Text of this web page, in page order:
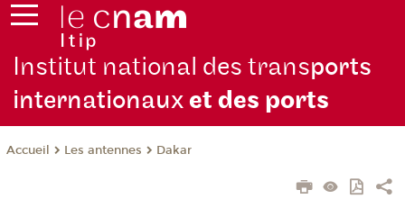
Institut national des transports
internationauxet des ports
Accueil Les antennes Dakar